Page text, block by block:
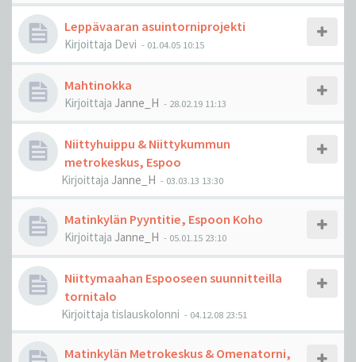
Leppävaaran asuintorniprojekti
Kirjoittaja Devi - 01.04.05 10:15
Mahtinokka
Kirjoittaja Janne_H - 28.02.19 11:13
Niittyhuippu & Niittykummun
metrokeskus, Espoo
Kirjoittaja Janne_H - 03.03.13 13:30
Matinkylän Pyyntitie, Espoon Koho
Kirjoittaja Janne_H - 05.01.15 23:10
Niittymaahan Espooseen suunnitteilla
tornitalo
Kirjoittaja tislauskolonni - 04.12.08 23:51
Matinkylän Metrokeskus & Omenatorni,